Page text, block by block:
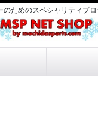
のためのスペシャリティプ